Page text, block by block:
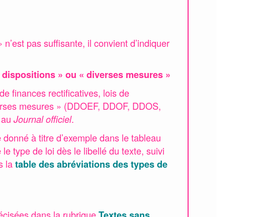
pas suffisante, il convient d’indiquer
» ou « diverses mesures »
finances rectificatives, lois de
mesures » (DDOEF, DDOF, DDOS,
Journal officiel.
à titre d’exemple dans le tableau
type de loi dès le libellé du texte, suivi
latable des abréviations des types de